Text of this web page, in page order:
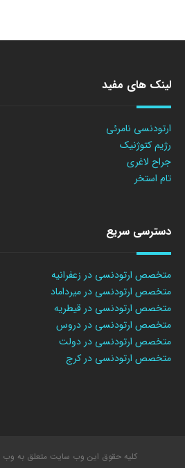
لینک های مفید
ارتودنسی نامرئی
رژیم کتوژنیک
جراح لاغری
تام استخر
دسترسی سریع
متخصص ارتودنسی در زعفرانیه
متخصص ارتودنسی در میرداماد
متخصص ارتودنسی در قیطریه
متخصص ارتودنسی در دروس
متخصص ارتودنسی در دولت
متخصص ارتودنسی در کرج
کلیه حقوق این وب سایت متعلق به